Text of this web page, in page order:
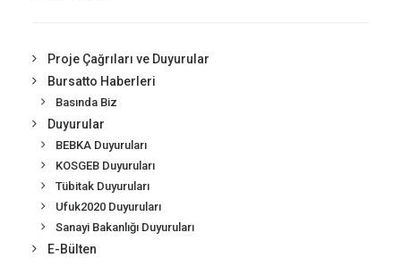
Proje Çağrıları ve Duyurular
Bursatto Haberleri
Basında Biz
Duyurular
BEBKA Duyuruları
KOSGEB Duyuruları
Tübitak Duyuruları
Ufuk2020 Duyuruları
Sanayi Bakanlığı Duyuruları
E-Bülten